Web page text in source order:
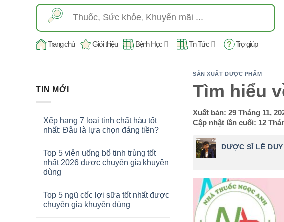
kiếm:
Trang chủ Giới thiệu Bệnh Học Tin Tức Trợ giúp
TIN MỚI
Xếp hạng 7 loại tinh chất hàu tốt
nhất: Đâu là lựa chọn đáng tiền?
Top 5 viên uống bổ tinh trùng tốt
nhất 2026 được chuyên gia khuyên
dùng
Top 5 ngũ cốc lợi sữa tốt nhất được
chuyên gia khuyên dùng
SẢN XUẤT DƯỢC PHẨM
Tìm hiểu
Xuất bản: 29 Tháng 11,
Cập nhật lần cuối: 12
DƯỢC SĨ LÊ DUY